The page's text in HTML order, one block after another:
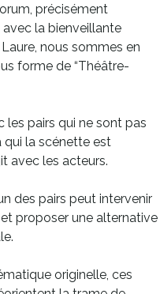
précisément
avec la bienveillante
nous sommes en
forme de “Théâtre-
les pairs qui ne sont pas
qui la scénette est
avec les acteurs.
des pairs peut intervenir
proposer une alternative
originelle, ces